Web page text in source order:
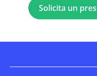
Solicita un